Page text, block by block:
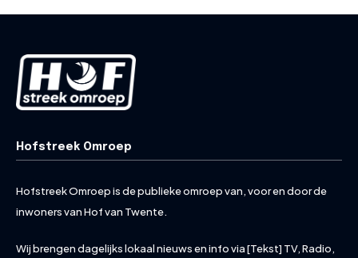
Hofstreek Omroep
Hofstreek Omroep is de publieke omroep van, voor en door de
inwoners van Hof van Twente.
Wij brengen dagelijks lokaal nieuws en info via [Tekst] TV, Radio,